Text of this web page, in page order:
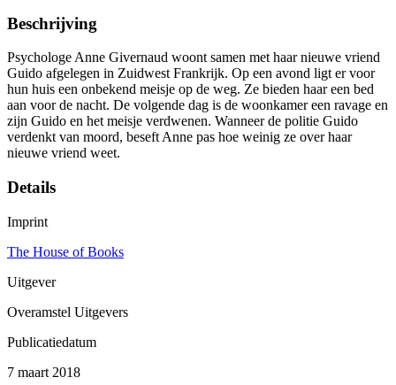
Beschrijving
Psychologe Anne Givernaud woont samen met haar nieuwe vriend
Guido afgelegen in Zuidwest Frankrijk. Op een avond ligt er voor
hun huis een onbekend meisje op de weg. Ze bieden haar een bed
aan voor de nacht. De volgende dag is de woonkamer een ravage en
zijn Guido en het meisje verdwenen. Wanneer de politie Guido
verdenkt van moord, beseft Anne pas hoe weinig ze over haar
nieuwe vriend weet.
Details
Imprint
The House of Books
Uitgever
Overamstel Uitgevers
Publicatiedatum
7 maart 2018